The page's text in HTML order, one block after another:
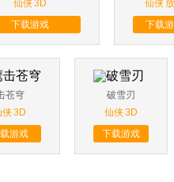
仙侠3D
下载游戏
仙侠
下载
苍穹
侠3D
游戏
破雪刃
仙侠3D
下载游戏